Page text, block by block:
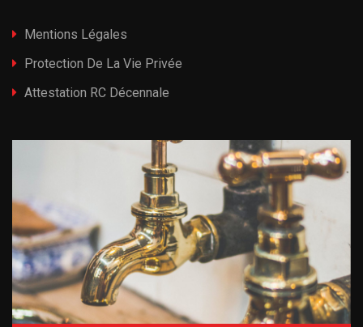
Mentions Légales
Protection De La Vie Privée
Attestation RC Décennale